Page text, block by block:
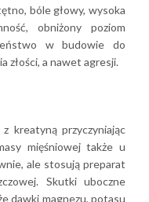
bóle głowy, wysoka
obniżony poziom
w budowie do
złości, a nawet agresji.
kreatyną przyczyniając
mięśniowej także u
ale stosują preparat
Skutki uboczne
dawki magnezu, potasu